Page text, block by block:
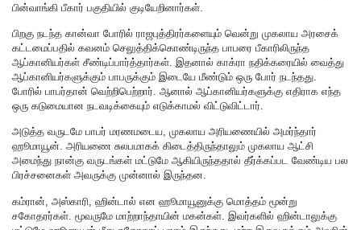
பின்வாங்கி பீகார் பகுதியில் குடியேறினார்கள்.
பிறகு நடந்த கான்வா போரில் ராஜபுத்திரர்களையும் வென்று முகலாய அரசைக்
கட்டமைப்பதில் கவனம் செலுத்திக்கொண்டிருந்த பாபரை பீகாரிலிருந்த
ஆப்கானியர்கள் சீண்டிப்பார்த்தார்கள். இதனால் காக்ரா நதிக்கரையில் வைத்து
ஆப்கானியர்களுக்கும் பாபருக்கும் இடையே மீண்டும் ஒரு போர் நடந்தது.
போரில் பாபர்தான் வெற்றிபெற்றார். ஆனால் ஆப்கானியர்களுக்கு எதிராக எந்த
ஒரு கடுமையான நடவடிக்கையும் எடுக்காமல் விட்டுவிட்டார்.
அடுத்த வருடமே பாபர் மரணமடைய, முகலாய அரியணையில் அமர்ந்தார்
ஹூமாயூன். அரியணை சுலபமாகக் கிடைத்திருந்தாலும் முகலாய ஆட்சி
அமைந்து நான்கு வருடங்கள் மட்டுமே ஆகியிருந்ததால் தீர்க்கப்பட வேண்டிய பல
பிரச்சனைகள் அவருக்கு முன்னால் இருந்தன.
கம்ரான், அஸ்காரி, ஹின்டால் என ஹூமாயூனுக்கு மொத்தம் மூன்று
சகோதரர்கள். மூவருமே மாற்றாந்தாயின் மகன்கள். இவர்களில் ஹின்டாலுக்கு